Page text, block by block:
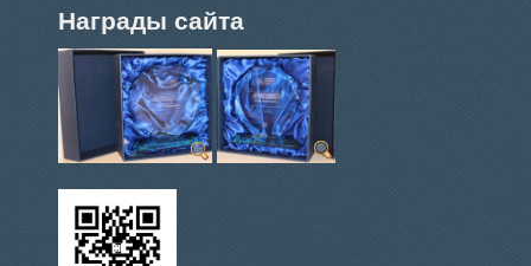
Награды сайта